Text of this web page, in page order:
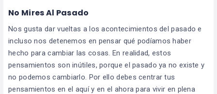
No Mires Al Pasado
Nos gusta dar vueltas a los acontecimientos del pasado e
incluso nos detenemos en pensar qué podíamos haber
hecho para cambiar las cosas. En realidad, estos
pensamientos son inútiles, porque el pasado ya no existe y
no podemos cambiarlo. Por ello debes centrar tus
pensamientos en el aquí y en el ahora para vivir en plena